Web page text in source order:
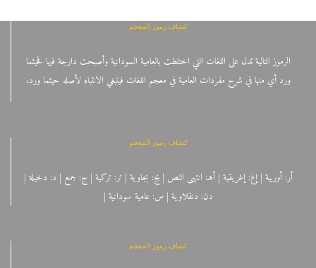
كشاف رموز المعجم
الرموز التالية تدل على اللغات التي اختلطت بالعامية السودانية وأصبحت دارجة فيها فحيثما
ورد أي منها في شرح مفردات العامية في معجم اللغات فينبغي الانتباه لأصله حيثما ورد.
كشاف رموز المعجم
أر: أوربية | إغ: إغريقية | أهـ: انتهى النص | بج: بجاوية | تر: تركية | ج: جمع | د: دخيلة |
دن: دنقلاوية | س: عامية سودانية |
كشاف رموز المعجم